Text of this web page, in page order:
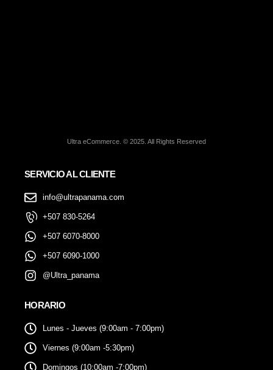
Ultra eCommerce. © 2025. All Rights Reserved
SERVICIO AL CLIENTE
info@ultrapanama.com
+507 830-5264
+507 6070-8000
+507 6090-1000
@Ultra_panama
HORARIO
Lunes - Jueves (9:00am - 7:00pm)
Viernes (9:00am -5:30pm)
Domingos (10:00am -7:00pm)